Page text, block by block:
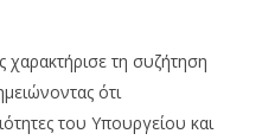
τη συζήτηση
ότι
του Υπουργείου και